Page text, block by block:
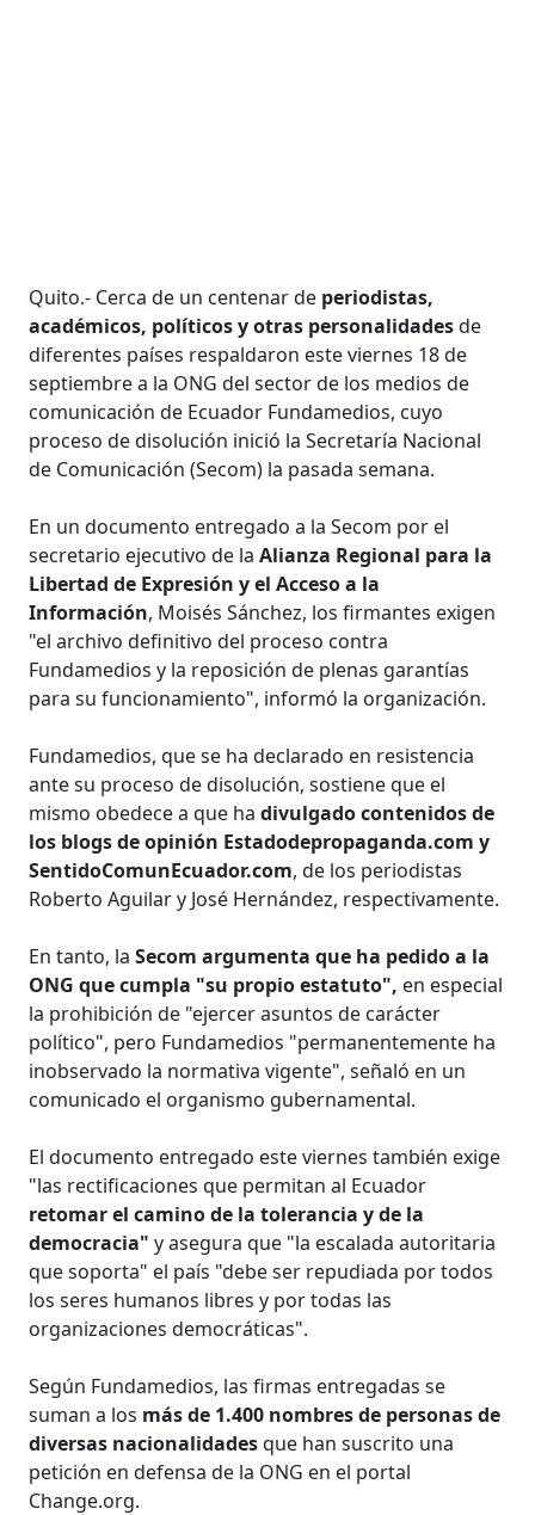
Quito.- Cerca de un centenar de periodistas,
académicos, políticos y otras personalidadesde
diferentes países respaldaron este viernes 18 de
septiembre a la ONG del sector de los medios de
comunicación de Ecuador Fundamedios, cuyo
proceso de disolución inició la Secretaría Nacional
de Comunicación (Secom) la pasada semana.
En un documento entregado a la Secom por el
secretario ejecutivo de laAlianza Regional para la
Libertad de Expresión y el Acceso a la
Información, Moisés Sánchez, los firmantes exigen
"el archivo definitivo del proceso contra
Fundamedios y la reposición de plenas garantías
para su funcionamiento", informó la organización.
Fundamedios, que se ha declarado en resistencia
ante su proceso de disolución, sostiene que el
mismo obedece a que hadivulgado contenidos de
los blogs de opinión Estadodepropaganda.com y
SentidoComunEcuador.com, de los periodistas
Roberto Aguilar y José Hernández, respectivamente.
En tanto, laSecom argumenta que ha pedido a la
ONG que cumpla "su propio estatuto", en especial
la prohibición de "ejercer asuntos de carácter
político", pero Fundamedios "permanentemente ha
inobservado la normativa vigente", señaló en un
comunicado el organismo gubernamental.
El documento entregado este viernes también exige
"las rectificaciones que permitan al Ecuador
retomar el camino de la tolerancia y de la
democracia" y asegura que "la escalada autoritaria
que soporta" el país "debe ser repudiada por todos
los seres humanos libres y por todas las
organizaciones democráticas".
Según Fundamedios, las firmas entregadas se
suman a los más de 1.400 nombres de personas de
diversas nacionalidadesque han suscrito una
petición en defensa de la ONG en el portal
Change.org.